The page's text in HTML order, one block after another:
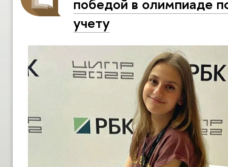
учету